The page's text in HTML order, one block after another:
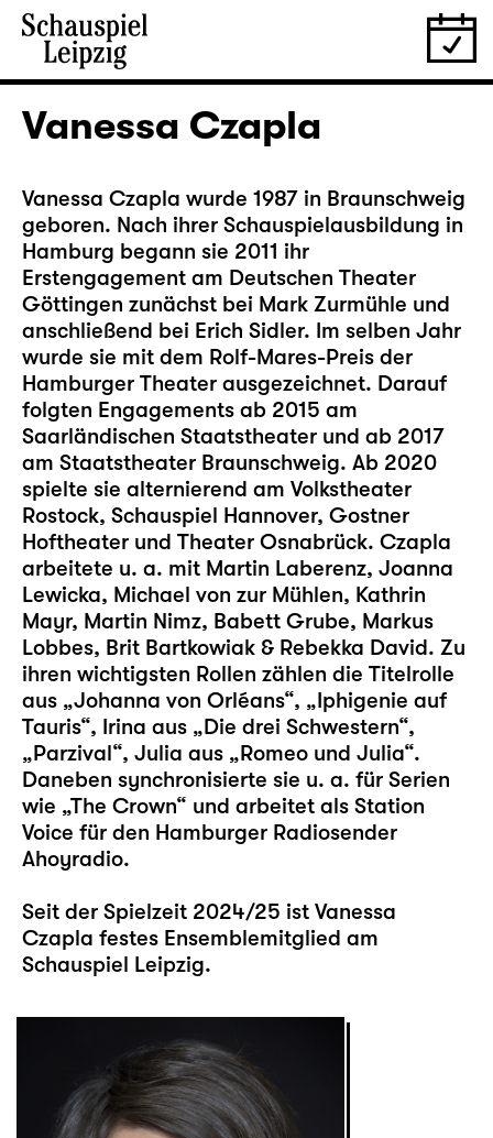
Vanessa Czapla
Vanessa Czapla wurde 1987 in Braunschweig
geboren. Nach ihrer Schauspielausbildung in
Hamburg begann sie 2011 ihr
Erstengagement am Deutschen Theater
Göttingen zunächst bei Mark Zurmühle und
anschließend bei Erich Sidler. Im selben Jahr
wurde sie mit dem Rolf-Mares-Preis der
Hamburger Theater ausgezeichnet. Darauf
folgten Engagements ab 2015 am
Saarländischen Staatstheater und ab 2017
am Staatstheater Braunschweig. Ab 2020
spielte sie alternierend am Volkstheater
Rostock, Schauspiel Hannover, Gostner
Hoftheater und Theater Osnabrück. Czapla
arbeitete u. a. mit Martin Laberenz, Joanna
Lewicka, Michael von zur Mühlen, Kathrin
Mayr, Martin Nimz, Babett Grube, Markus
Lobbes, Brit Bartkowiak & Rebekka David. Zu
ihren wichtigsten Rollen zählen die Titelrolle
aus „Johanna von Orléans“, „Iphigenie auf
Tauris“, Irina aus „Die drei Schwestern“,
„Parzival“, Julia aus „Romeo und Julia“.
Daneben synchronisierte sie u. a. für Serien
wie „The Crown“ und arbeitet als Station
Voice für den Hamburger Radiosender
Ahoyradio.
Seit der Spielzeit 2024/25 ist Vanessa
Czapla festes Ensemblemitglied am
Schauspiel Leipzig.